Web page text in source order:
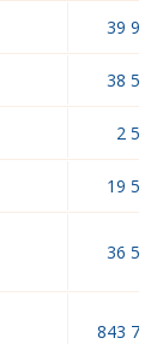
39
38
2
19
36
843